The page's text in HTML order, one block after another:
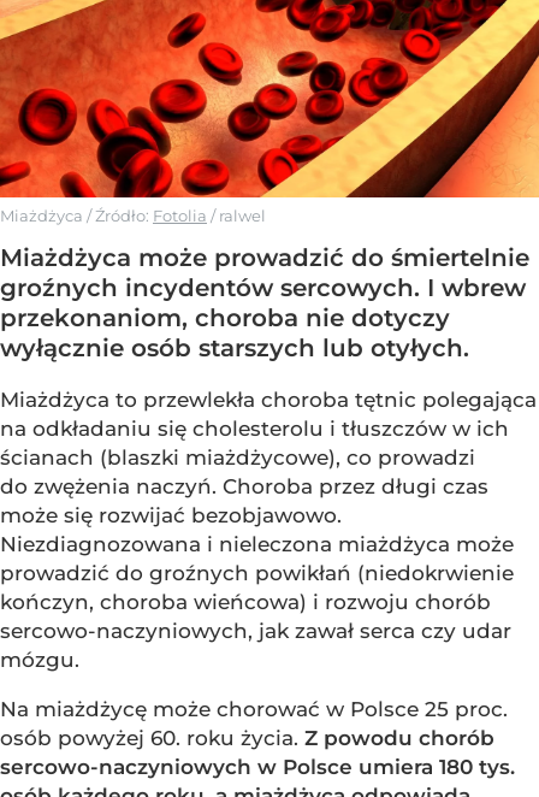
Miażdżyca / Źródło: Fotolia /ralwel
Miażdżyca może prowadzić do śmiertelnie
groźnych incydentów sercowych. I wbrew
przekonaniom, choroba nie dotyczy
wyłącznie osób starszych lub otyłych.
Miażdżyca to przewlekła choroba tętnic polegająca
na odkładaniu się cholesterolu i tłuszczów w ich
ścianach (blaszki miażdżycowe), co prowadzi
do zwężenia naczyń. Choroba przez długi czas
może się rozwijać bezobjawowo.
Niezdiagnozowana i nieleczona miażdżyca może
prowadzić do groźnych powikłań (niedokrwienie
kończyn, choroba wieńcowa) i rozwoju chorób
sercowo-naczyniowych, jak zawał serca czy udar
mózgu.
Na miażdżycę może chorować w Polsce 25 proc.
osób powyżej 60. roku życia. Z powodu chorób
sercowo-naczyniowych w Polsce umiera 180 tys.